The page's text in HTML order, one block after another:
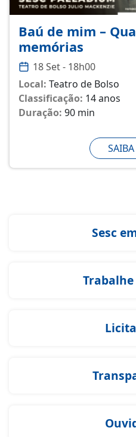
Baú de mim –
memórias
18 Set - 18h00
Local: Teatro de Bolso
Classificação: 14 anos
Duração: 90 min
Sesc
Trabalhe